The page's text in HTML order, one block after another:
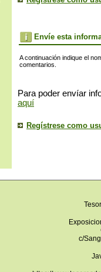
Envíe esta
A continuación indique el
comentarios.
Para poder envíar
aquí
Regístrese como
c/